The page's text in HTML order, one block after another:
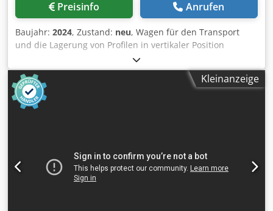
Preisinfo Anrufen
Baujahr: 2024, Zustand: neu, Wagen für den Transport
und die Lagerung von Profilen in vertikaler Position
COMALL CARR 300 Q, neu Technische Daten: - 10 Fächer
mit einer Arbeitsgröße von 128 mm - Kontaktflächen
beschichtet mit kratz- und stoßfestem Kunststoffmaterial -
4 Räder Ø 125 mm, 2 davon mit Feststellvorrichtung
Dkodpfof Nk H Hox Afwer - In 5 verschiedenen Positionen
Kleinanzeige